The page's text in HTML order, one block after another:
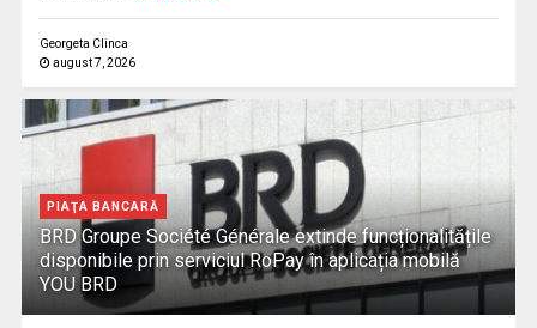
Georgeta Clinca
august 7, 2026
PIAŢA BANCARĂ
BRD Groupe Société Générale extinde funcționalitățile
disponibile prin serviciul RoPay în aplicația mobilă
YOU BRD